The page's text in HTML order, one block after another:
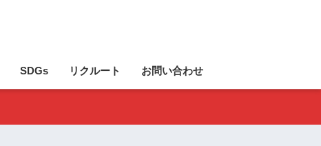
SDGs リクルート お問い合わせ